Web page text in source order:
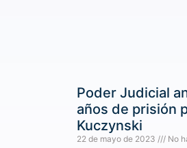
Poder Judicial
años de prisión
Kuczynski
22 de mayo de 2023 No